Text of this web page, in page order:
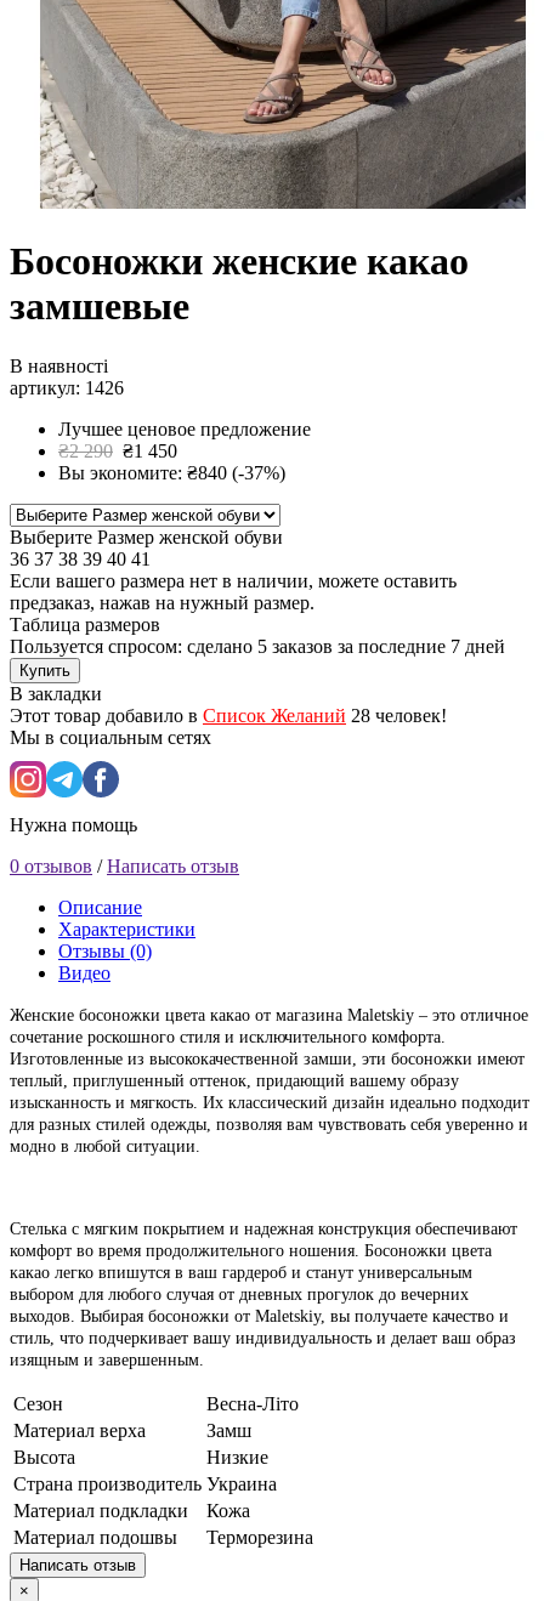
Босоножки женские какао
замшевые
В наявності
артикул: 1426
Лучшее ценовое предложение
₴2 290 ₴1 450
Вы экономите: ₴840 (-37%)
Выберите Размер женской обуви
36 37 38 39 40 41
Если вашего размера нет в наличии, можете оставить
предзаказ, нажав на нужный размер.
Таблица размеров
Пользуется спросом: сделано 5 заказов за последние 7 дней
Купить
В закладки
Этот товар добавило в Список Желаний 28 человек!
Мы в социальным сетях
Нужна помощь
0 отзывов /Написать отзыв
Описание
Характеристики
Отзывы (0)
Видео
Женские босоножки цвета какао от магазина Maletskiy – это отличное
сочетание роскошного стиля и исключительного комфорта.
Изготовленные из высококачественной замши, эти босоножки имеют
теплый, приглушенный оттенок, придающий вашему образу
изысканность и мягкость. Их классический дизайн идеально подходит
для разных стилей одежды, позволяя вам чувствовать себя уверенно и
модно в любой ситуации.
Стелька с мягким покрытием и надежная конструкция обеспечивают
комфорт во время продолжительного ношения. Босоножки цвета
какао легко впишутся в ваш гардероб и станут универсальным
выбором для любого случая от дневных прогулок до вечерних
выходов. Выбирая босоножки от Maletskiy, вы получаете качество и
стиль, что подчеркивает вашу индивидуальность и делает ваш образ
изящным и завершенным.
Сезон
Весна-Літо
Материал верха
Замш
Высота
Низкие
Страна производитель Украина
Материал подкладки
Кожа
Материал подошвы
Терморезина
Написать отзыв
×